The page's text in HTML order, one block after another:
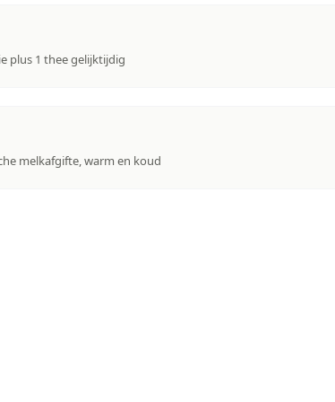
plus 1 thee gelijktijdig
melkafgifte, warm en koud